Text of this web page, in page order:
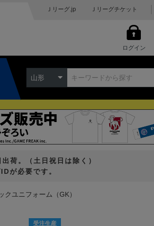
Ｊリーグ.jp Ｊリーグチケット
ログイン
山形
荷。（土日祝日は除く）
が必要です。
ユニフォーム（GK）
受注生産